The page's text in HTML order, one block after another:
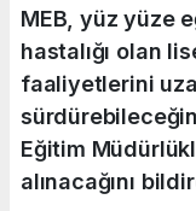
MEB, yüz yüze
hastalığı olan
faaliyetlerini
Eğitim
alınacağını